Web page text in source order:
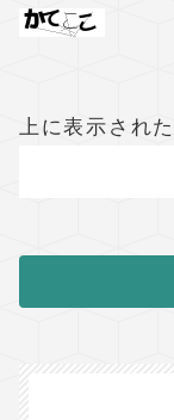
上に表示され